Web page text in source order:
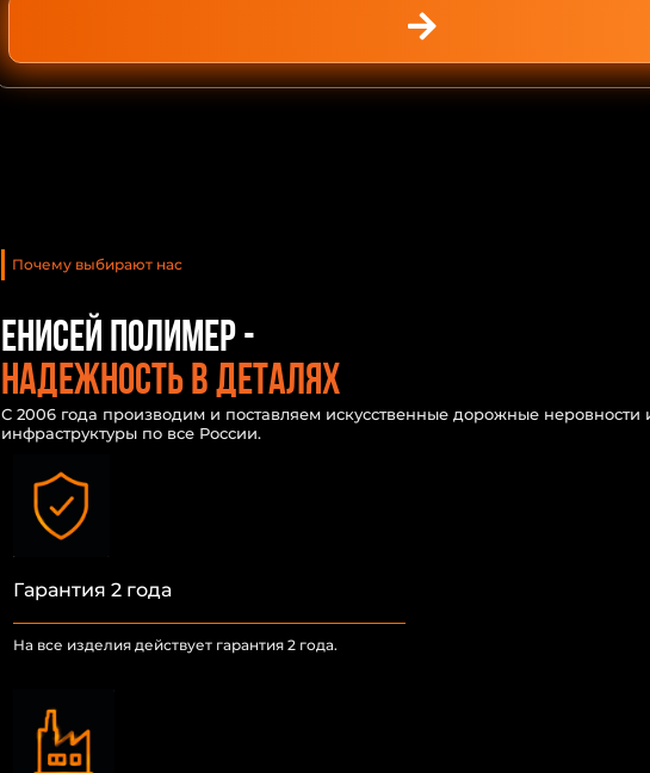
Почему выбирают нас
Енисей полимер -
Надежность в деталях
С 2006 года производим и поставляем искусственные дорожные
инфраструктуры по все России.
Гарантия 2 года
На все изделия действует гарантия 2 года.